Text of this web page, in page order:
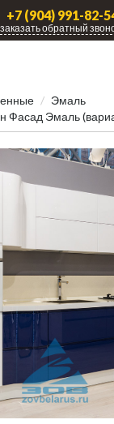
+7 (904) 991-82-
заказать обратный
Эмаль
Фасад Эмаль